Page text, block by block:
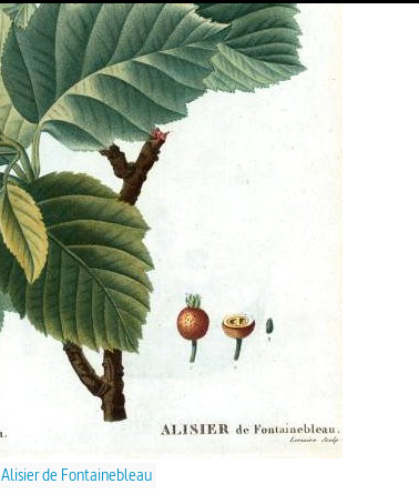
Alisier de Fontainebleau